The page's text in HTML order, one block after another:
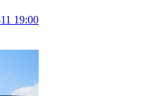
19:00